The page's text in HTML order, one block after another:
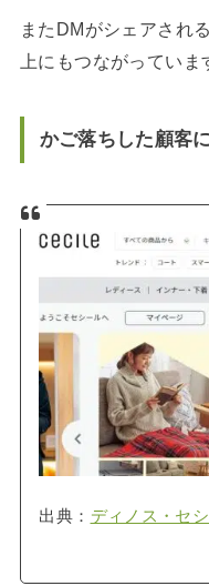
またDMがシェアされ
上にもつながっていま
かご落ちした顧客
出典： ディノス・セ